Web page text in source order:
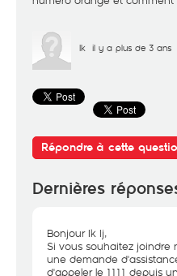
Ik il y a plus de 3 ans
Répondre à cette
Dernières
Bonjour Ik Ij,
Si vous souhaitez joindre
une demande
d'appeler le 1111 depuis